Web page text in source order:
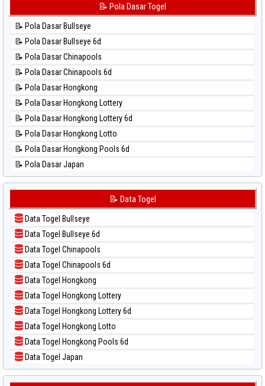
⚽ Bola Hitam Taiwan
📊 Statistik Kuda Lari
📊 Statistik Magnum Cambodia
📊 Statistik Nagoya
📊 Statistik New York Midday
📊 Statistik North Carolina Day
📊 Statistik Pcso
📊 Statistik Pennsylvania Day
📊 Statistik Sao Paulo
📊 Statistik Singapore
📊 Statistik Sydney
📊 Statistik Sydney Lottery
📊 Statistik Sydney Pools 6d
📊 Statistik Taipei
📊 Statistik Taiwan
📝 Pola Dasar Togel
📝 Pola Dasar Bullseye
📝 Pola Dasar Bullseye 6d
📝 Pola Dasar Chinapools
📝 Pola Dasar Chinapools 6d
📝 Pola Dasar Hongkong
📝 Pola Dasar Hongkong Lottery
📝 Pola Dasar Hongkong Lottery 6d
📝 Pola Dasar Hongkong Lotto
📝 Pola Dasar Hongkong Pools 6d
📝 Pola Dasar Japan
📝 Pola Dasar Japan 6d
📝 Pola Dasar Kuda Lari
📝 Pola Dasar Magnum Cambodia
📝 Pola Dasar Nagoya
📝 Pola Dasar North Carolina Day
📝 Pola Dasar Pcso
📝 Pola Dasar Sao Paulo
📝 Pola Dasar Singapore
📝 Pola Dasar Sydney
📝 Pola Dasar Sydney Lottery
📝 Pola Dasar Sydney Lottery 6d
📝 Pola Dasar Sydney Lotto
📝 Data Togel
Data Togel Bullseye
Data Togel Bullseye 6d
Data Togel Chinapools
Data Togel Chinapools 6d
Data Togel Hongkong
Data Togel Hongkong Lottery
Data Togel Hongkong Lottery 6d
Data Togel Hongkong Lotto
Data Togel Hongkong Pools 6d
Data Togel Japan
Data Togel Japan 6d